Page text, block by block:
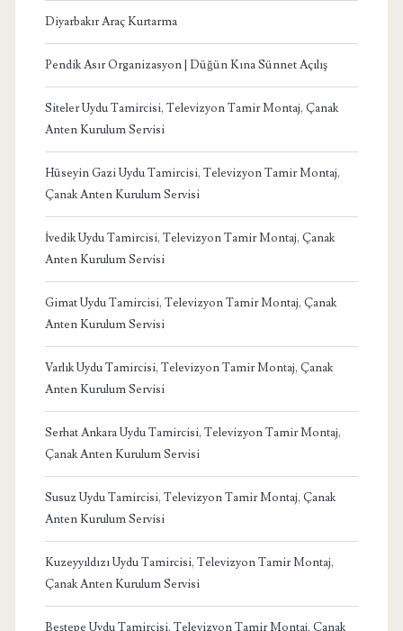
Diyarbakır Araç Kurtarma
Pendik Asır Organizasyon | Düğün Kına Sünnet Açılış
Siteler Uydu Tamircisi, Televizyon Tamir Montaj, Çanak
Anten Kurulum Servisi
Hüseyin Gazi Uydu Tamircisi, Televizyon Tamir Montaj,
Çanak Anten Kurulum Servisi
İvedik Uydu Tamircisi, Televizyon Tamir Montaj, Çanak
Anten Kurulum Servisi
Gimat Uydu Tamircisi, Televizyon Tamir Montaj, Çanak
Anten Kurulum Servisi
Varlık Uydu Tamircisi, Televizyon Tamir Montaj, Çanak
Anten Kurulum Servisi
Serhat Ankara Uydu Tamircisi, Televizyon Tamir Montaj,
Çanak Anten Kurulum Servisi
Susuz Uydu Tamircisi, Televizyon Tamir Montaj, Çanak
Anten Kurulum Servisi
Kuzeyyıldızı Uydu Tamircisi, Televizyon Tamir Montaj,
Çanak Anten Kurulum Servisi
Beştepe Uydu Tamircisi, Televizyon Tamir Montaj, Çanak